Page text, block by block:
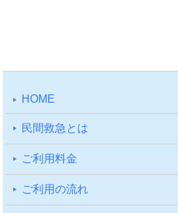
HOME
⺠間救急とは
ご利⽤料⾦
ご利⽤の流れ